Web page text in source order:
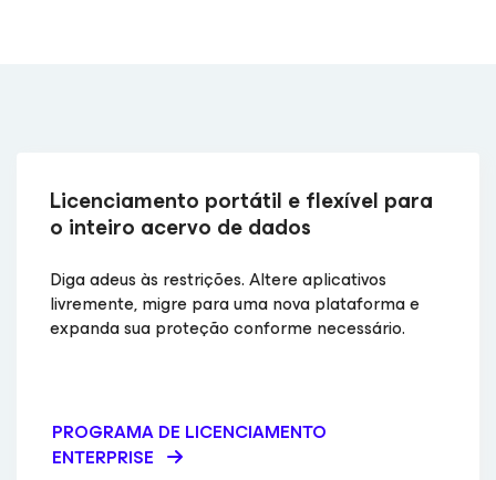
Licenciamento portátil e flexível para
o inteiro acervo de dados
Diga adeus às restrições. Altere aplicativos
livremente, migre para uma nova plataforma e
expanda sua proteção conforme necessário.
PROGRAMA DE LICENCIAMENTO
ENTERPRISE